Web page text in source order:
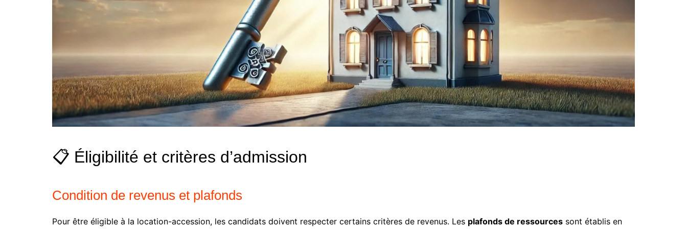
📋 Éligibilité et critères d’admission
Condition de revenus et plafonds
Pour être éligible à la location-accession, les candidats doivent respecter certains critères de revenus. Les plafonds de ressources sont établis en